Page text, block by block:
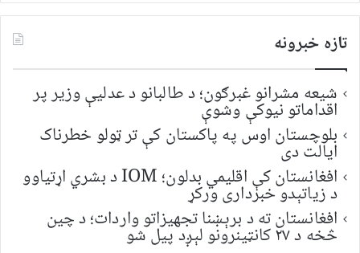
تازه خبرونه
شیعه مشرانو غبرګون؛ د طالبانو د عدلیې وزیر پر
اقداماتو نیوکې وشوې
بلوچستان اوس په پاکستان کې تر ټولو خطرناک
ایالت دی
افغانستان کې اقلیمي بدلون؛ IOM د بشري اړتیاوو
د زیاتېدو خبرداری ورکړ
افغانستان ته د برېښنا تجهیزاتو واردات؛ د چین
څخه د ۲۷ کانټینرونو لېږد پیل شو